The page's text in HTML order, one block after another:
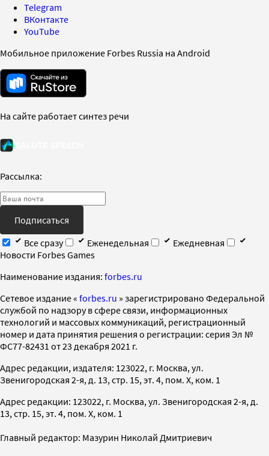
Telegram
ВКонтакте
YouTube
Мобильное приложение Forbes Russia на Android
На сайте работает синтез речи
Рассылка:
Подписаться
Все сразу
Еженедельная
Ежедневная
Новости Forbes Games
Наименование издания: forbes.ru
Cетевое издание « forbes.ru » зарегистрировано Федеральной
службой по надзору в сфере связи, информационных
технологий и массовых коммуникаций, регистрационный
номер и дата принятия решения о регистрации: серия Эл №
ФС77-82431 от 23 декабря 2021 г.
Адрес редакции, издателя: 123022, г. Москва, ул.
Звенигородская 2-я, д. 13, стр. 15, эт. 4, пом. X, ком. 1
Адрес редакции: 123022, г. Москва, ул. Звенигородская 2-я, д.
13, стр. 15, эт. 4, пом. X, ком. 1
Главный редактор: Мазурин Николай Дмитриевич